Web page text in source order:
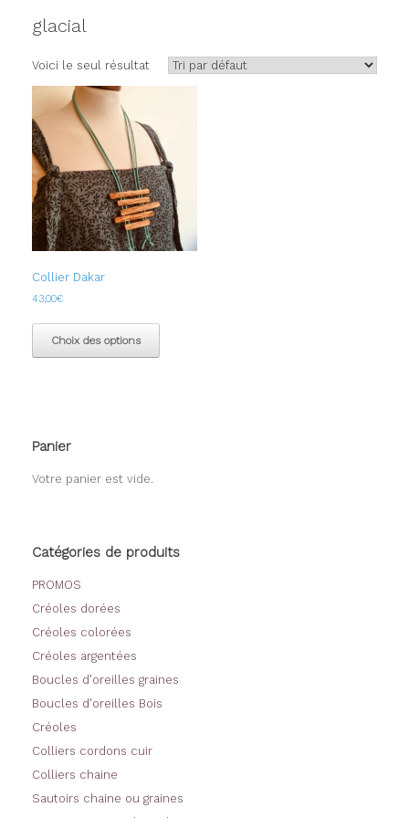
glacial
Voici le seul résultat
Collier Dakar
43,00€
Choix des options
a
du
Panier
Votre panier est vide.
Catégories de produits
PROMOS
Créoles dorées
Créoles colorées
Créoles argentées
Boucles d'oreilles graines
Boucles d'oreilles Bois
Créoles
Colliers cordons cuir
Colliers chaine
Sautoirs chaine ou graines